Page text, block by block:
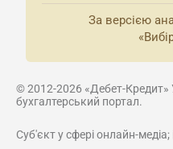
За версією
© 2012-2026 «Дебет-Кредит»
бухгалтерський портал.
Суб'єкт у сфері онлайн-